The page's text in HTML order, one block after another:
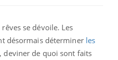
se dévoile. Les
désormais déterminer les
, deviner de quoi sont faits